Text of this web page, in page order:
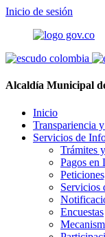
Inicio de sesión
Alcaldía Municipal
Inicio
Transpariencia
Servicios de
Trámites
Pagos en
Servicios
Encuestas